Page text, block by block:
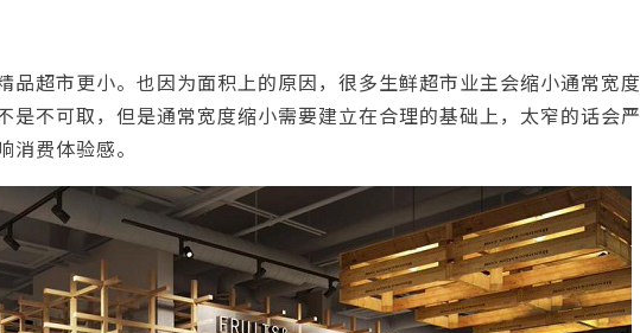
品超市更小。也因为面积上的原因，很多生鲜超市业主会缩小通常宽度
是不可取，但是通常宽度缩小需要建立在合理的基础上，太窄的话会严
费体验感。